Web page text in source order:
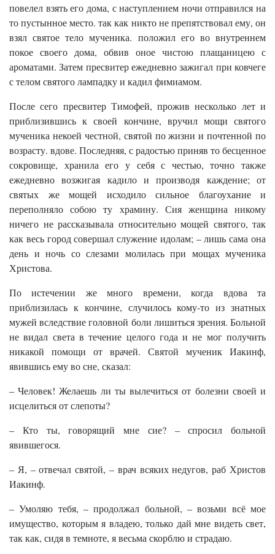
повелел взять его дома, с наступлением ночи отправился на
то пустынное место. так как никто не препятствовал ему, он
взял святое тело мученика. положил его во внутреннем
покое своего дома, обвив оное чистою плащаницею с
ароматами. Затем пресвитер ежедневно зажигал при ковчеге
с телом святого лампадку и кадил фимиамом.
После сего пресвитер Тимофей, прожив несколько лет и
приблизившись к своей кончине, вручил мощи святого
мученика некоей честной, святой по жизни и почтенной по
возрасту. вдове. Последняя, с радостью приняв то бесценное
сокровище, хранила его у себя с честью, точно также
ежедневно возжигая кадило и производя каждение; от
святых же мощей исходило сильное благоухание и
переполняло собою ту храмину. Сия женщина никому
ничего не рассказывала относительно мощей святого, так
как весь город совершал служение идолам; – лишь сама она
день и ночь со слезами молилась при мощах мученика
Христова.
По истечении же много времени, когда вдова та
приблизилась к кончине, случилось кому-то из знатных
мужей вследствие головной боли лишиться зрения. Больной
не видал света в течение целого года и не мог получить
никакой помощи от врачей. Святой мученик Иакинф,
явившись ему во сне, сказал:
– Человек! Желаешь ли ты вылечиться от болезни своей и
исцелиться от слепоты?
– Кто ты, говорящий мне сие? – спросил больной
явившегося.
– Я, – отвечал святой, – врач всяких недугов, раб Христов
Иакинф.
– Умоляю тебя, – продолжал больной, – возьми всё мое
имущество, которым я владею, только дай мне видеть свет,
так как, сидя в темноте, я весьма скорблю и страдаю.